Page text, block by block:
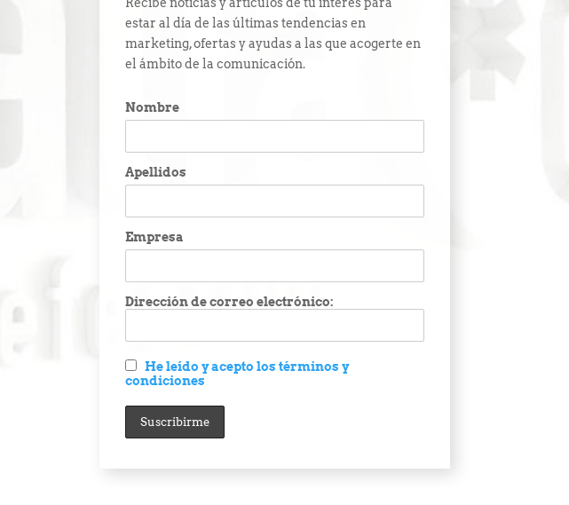
Recibe noticias y artículos de tu interés para
estar al día de las últimas tendencias en
marketing, ofertas y ayudas a las que acogerte en
el ámbito de la comunicación.
Nombre
Apellidos
Empresa
Dirección de correo electrónico:
He leído y acepto los términos y
condiciones